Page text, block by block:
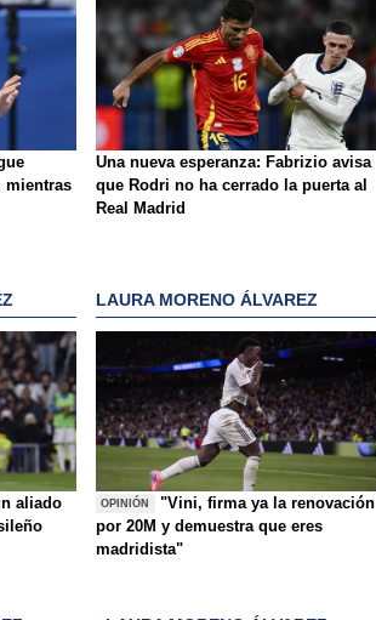
mientras
Una nueva esperanza: Fabrizio avisa
que Rodri no ha cerrado la puerta al
Real Madrid
aliado
LAURA MORENO ÁLVAREZ
OPINIÓN
"Vini, firma ya la renovación
por 20M y demuestra que eres
madridista"